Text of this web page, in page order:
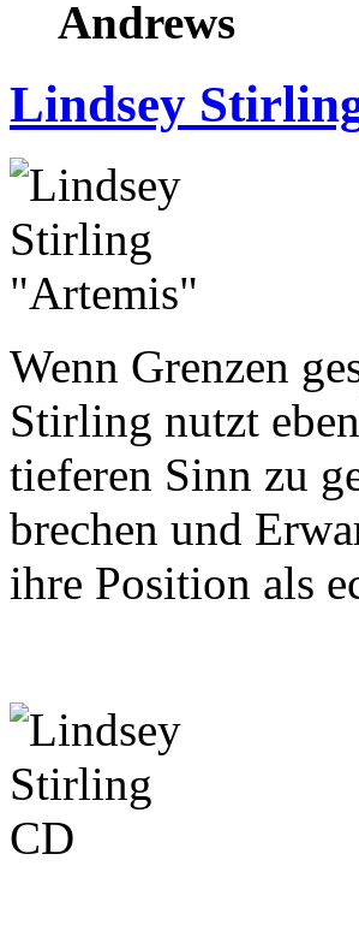
Andrews
Lindsey
Wenn Grenzen
Stirling nutzt
tieferen Sinn zu
brechen und
ihre Position als